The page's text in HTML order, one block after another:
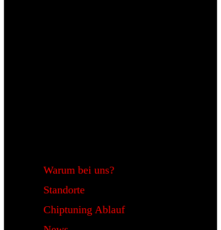
Warum bei uns?
Standorte
Chiptuning Ablauf